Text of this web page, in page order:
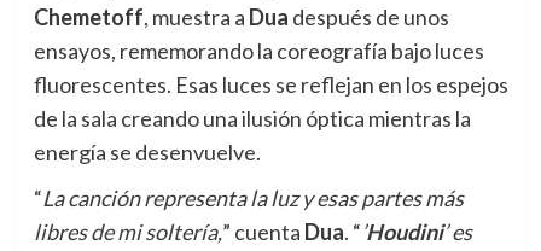
Chemetoff, muestra a Dua después de unos
ensayos, rememorando la coreografía bajo luces
fluorescentes. Esas luces se reflejan en los espejos
de la sala creando una ilusión óptica mientras la
energía se desenvuelve.
“La canción representa la luz y esas partes más
libres de mi soltería,” cuenta Dua. “’Houdini’ es